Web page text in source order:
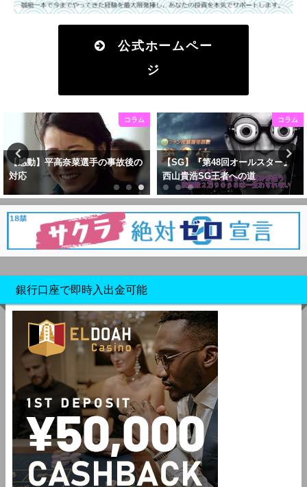
公式ホームペー
ジ
コラム
【SG】『第48回オールスター』
西山貴浩SG王者への道
コラム
藤原菜希選手・1年間出場停止か
ら『復帰』
銀行口座で即時入出金可能